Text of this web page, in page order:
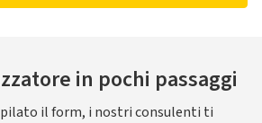
in pochi passaggi
il form, i nostri consulenti ti